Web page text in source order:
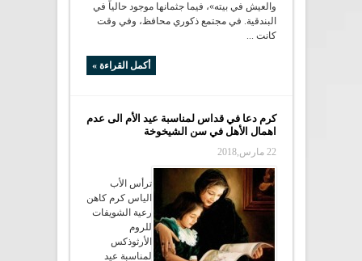
والعيش في بيته»، فيما جثمانها موجود حالياً في
البندقية. في مجتمع ذكوري محافظ، وفي وقت
كانت ...
أكمل القراءة »
كرم دعا في قداس لمناسبة عيد الأم الى عدم
اهمال الأهل في سن الشيخوخة
22 مارس,2018
ترأس الأب
الياس كرم كاهن
رعية الشويفات
للروم
الأرثوذكس
لمناسبة عيد